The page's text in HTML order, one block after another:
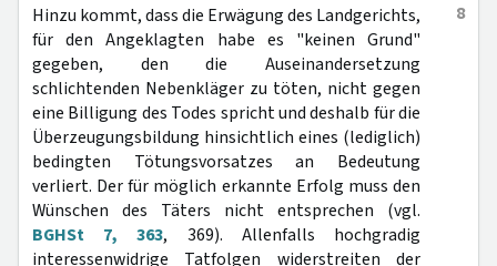
8
Hinzu kommt, dass die Erwägung des Landgerichts,
für den Angeklagten habe es "keinen Grund"
gegeben, den die Auseinandersetzung
schlichtenden Nebenkläger zu töten, nicht gegen
eine Billigung des Todes spricht und deshalb für die
Überzeugungsbildung hinsichtlich eines (lediglich)
bedingten Tötungsvorsatzes an Bedeutung
verliert. Der für möglich erkannte Erfolg muss den
Wünschen des Täters nicht entsprechen (vgl.
BGHSt 7, 363, 369). Allenfalls hochgradig
interessenwidrige Tatfolgen widerstreiten der